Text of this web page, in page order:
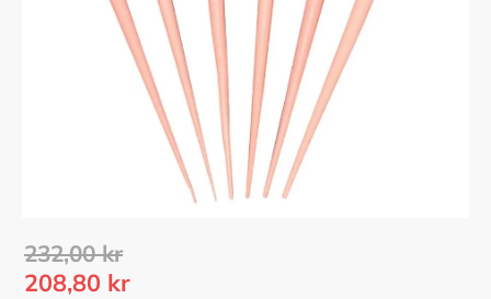
Nedsatt pris:
208,80 kr
Ordinarie pris:
232,00kr